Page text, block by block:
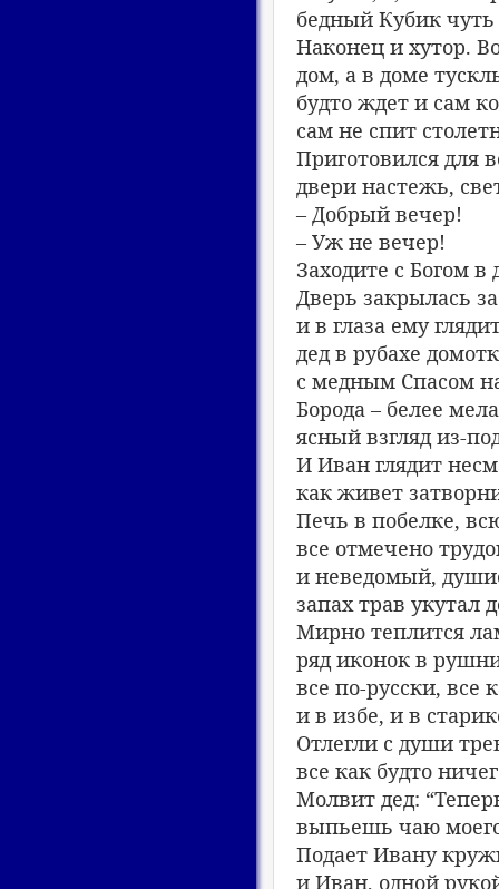
бедный Кубик чуть
Наконец и хутор.
дом, а в доме
будто ждет и сам
сам не спит
Приготовился для
двери настежь,
– Добрый вечер!
– Уж не вечер!
Заходите с Богом в
Дверь закрылась
и в глаза ему
дед в рубахе
с медным Спасом
Борода – белее
ясный взгляд из-
И Иван глядит
как живет
Печь в побелке,
все отмечено
и неведомый,
запах трав укутал
Мирно теплится
ряд иконок в
все по-русски, все
и в избе, и в
Отлегли с души
все как будто
Молвит дед:
выпьешь чаю
Подает Ивану
и Иван, одной